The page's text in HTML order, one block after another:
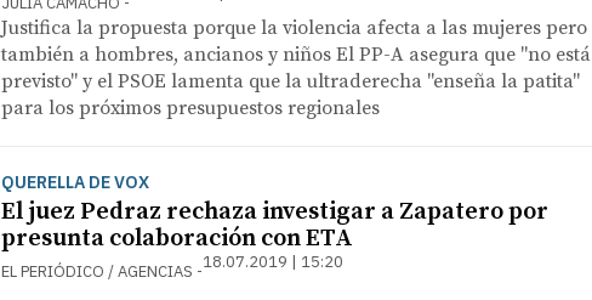
Justifica la propuesta porque la violencia afecta a las mujeres pero
también a hombres, ancianos y niños El PP-A asegura que "no está
previsto" y el PSOE lamenta que la ultraderecha "enseña la patita"
para los próximos presupuestos regionales
QUERELLA DE VOX
El juez Pedraz rechaza investigar a Zapatero por
presunta colaboración con ETA
EL PERIÓDICO / AGENCIAS 18.07.2019 | 15:20